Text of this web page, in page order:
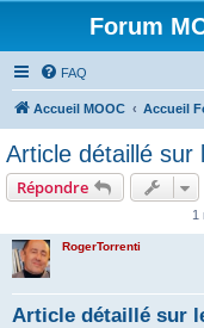
Forum
FAQ
Accueil MOOC Accueil
Article détaillé sur
Répondre
1
RogerTorrenti
Article détaillé sur